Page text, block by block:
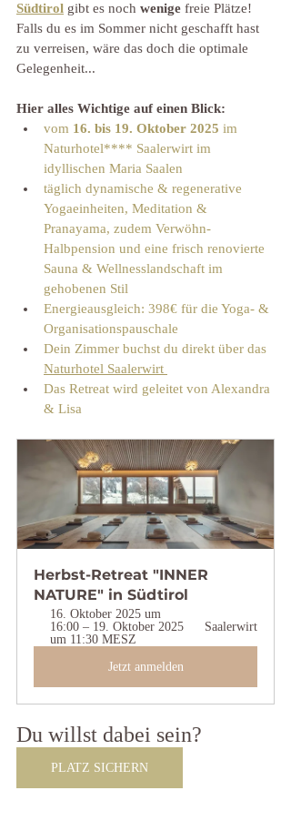
Südtirol gibt es noch wenige freie Plätze!
Falls du es im Sommer nicht geschafft hast
zu verreisen, wäre das doch die optimale
Gelegenheit...
Hier alles Wichtige auf einen Blick:
vom 16. bis 19. Oktober 2025 im
Naturhotel**** Saalerwirt im
idyllischen Maria Saalen
täglich dynamische & regenerative
Yogaeinheiten, Meditation &
Pranayama, zudem Verwöhn-
Halbpension und eine frisch renovierte
Sauna & Wellnesslandschaft im
gehobenen Stil
Energieausgleich: 398€ für die Yoga- &
Organisationspauschale
Dein Zimmer buchst du direkt über das
Naturhotel Saalerwirt
Das Retreat wird geleitet von Alexandra
& Lisa
Herbst-Retreat "INNER
NATURE" in Südtirol
16. Oktober 2025 um
16:00 – 19. Oktober 2025
um 11:30 MESZ
Saalerwirt
Jetzt anmelden
Du willst dabei sein?
PLATZ SICHERN